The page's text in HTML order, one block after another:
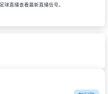
球直播查看最新直播信号。